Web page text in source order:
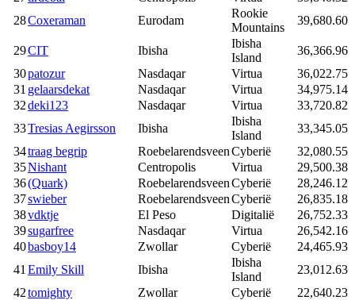
28Coxeraman Eurodam
Rookie
Mountains
39,680.60
29CIT Ibisha
Ibisha
Island
36,366.96
30patozur Nasdaqar Virtua
36,022.75
31 gelaarsdekat Nasdaqar Virtua
34,975.14
32deki123 Nasdaqar Virtua
33,720.82
33Tresias Aegirsson Ibisha
Ibisha
Island
33,345.05
34traag begrip RoebelarendsveenCyberië
32,080.55
35Nishant Centropolis Virtua
29,500.38
36(Quark) RoebelarendsveenCyberië
28,246.12
37swieber RoebelarendsveenCyberië
26,835.18
38vdktje El Peso Digitalië
26,752.33
39sugarfree Nasdaqar Virtua
26,542.16
40basboy14 Zwollar Cyberië
24,465.93
41 Emily Skill Ibisha
Ibisha
Island
23,012.63
42tomighty Zwollar Cyberië
22,640.23